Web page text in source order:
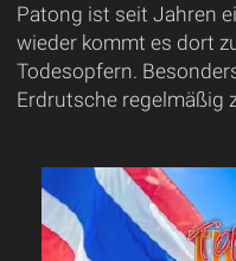
Patong ist seit Jahren
wieder kommt es dort
Todesopfern.
Erdrutsche regelmäßig